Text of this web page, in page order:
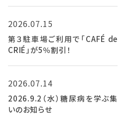
2026.07.15
第３駐車場ご利用で「CAFÉ de
CRIÉ」が5％割引！
2026.07.14
2026.9.2（水）糖尿病を学ぶ集
いのお知らせ